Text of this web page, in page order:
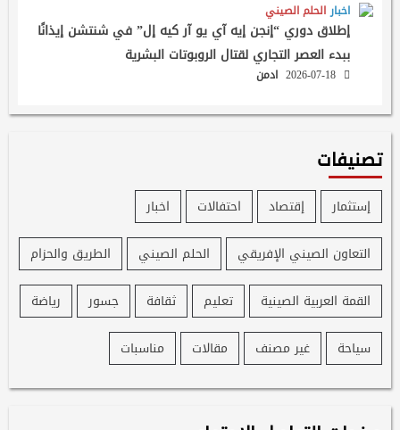
اخبار الحلم الصيني
إطلاق دوري “إنجن إيه آي يو آر كيه إل” في شنتشن إيذانًا
ببدء العصر التجاري لقتال الروبوتات البشرية
ادمن
تصنيفات
إستثمار إقتصاد احتفالات
اخبار
التعاون الصيني الإفريقي
الحلم الصيني
الطريق والحزام
القمة العربية الصينية
تعليم ثقافة جسور
رياضة
سياحة
غير مصنف مقالات مناسبات